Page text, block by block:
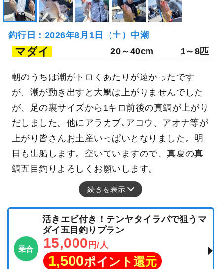
釣行日：2026年8月1日（土）中潮
マダイ 20～40cm 1～8匹
朝のうちは潮がトロくあたりが遠かったです
が、潮が動き出すと大鯛は上がりませんでした
が、足の裏サイズから1キロ前後の真鯛が上がり
だしました。他にアラカブ､アコウ、アオナ等が
上がり皆さんお土産いっぱいとなりました。明
日も出船します。空いていますので、真夏の真
鯛五目釣りよろしくお願いします。
続きを表示
乗合
活きエビ付き！テンヤタイラバで狙うマ
ダイ五目釣りプラン
15,000 円/人
1,500ポイント還元